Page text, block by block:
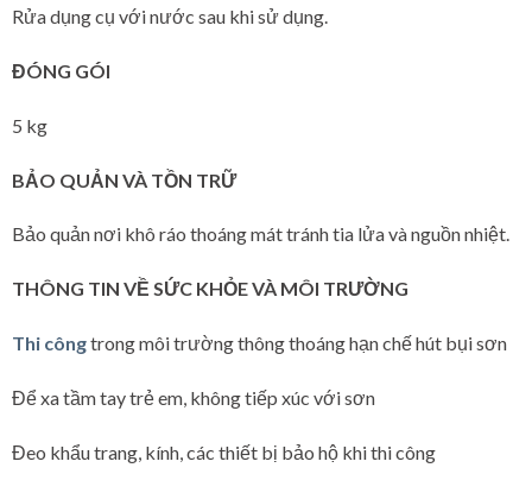
Rửa dụng cụ với nước sau khi sử dụng.
ĐÓNG GÓI
5 kg
BẢO QUẢN VÀ TỒN TRỮ
Bảo quản nơi khô ráo thoáng mát tránh tia lửa và nguồn nhiệt.
THÔNG TIN VỀ SỨC KHỎE VÀ MÔI TRƯỜNG
Thi côngtrong môi trường thông thoáng hạn chế hút bụi sơn
Để xa tầm tay trẻ em, không tiếp xúc với sơn
Đeo khẩu trang, kính, các thiết bị bảo hộ khi thi công